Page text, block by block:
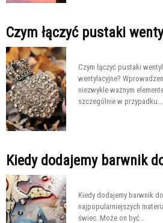
Czym łączyć pustaki
Czym łączyć pustaki
wentylacyjne?
niezwykle ważnym
szczególnie w przypadku...
Kiedy dodajemy barwnik
Kiedy dodajemy barwnik
najpopularniejszych
świec. Może on być...